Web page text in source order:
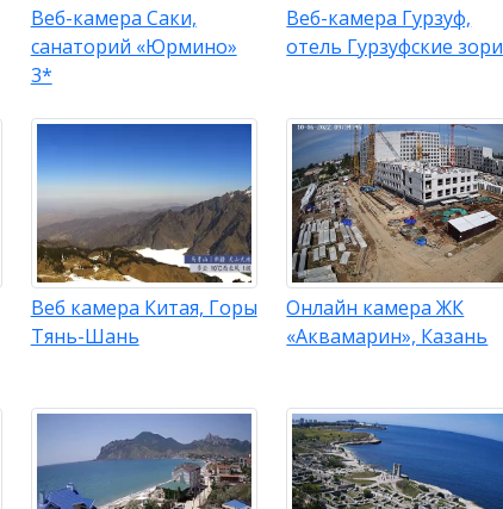
Веб-камера Саки,
санаторий «Юрмино»
3*
Веб-камера Гурзуф,
отель Гурзуфские зори
Веб камера Китая, Горы
Тянь-Шань
Онлайн камера ЖК
«Аквамарин», Казань